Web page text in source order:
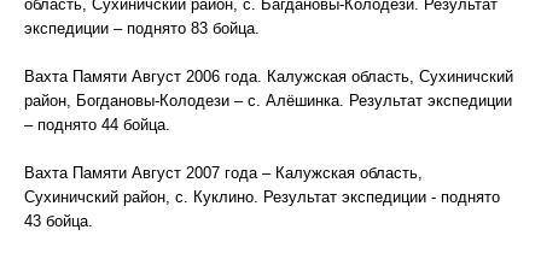
область, Сухиничский район, с. Багдановы-Колодези. Результат
экспедиции – поднято 83 бойца.
Вахта Памяти Август 2006 года. Калужская область, Сухиничский
район, Богдановы-Колодези – с. Алёшинка. Результат экспедиции
– поднято 44 бойца.
Вахта Памяти Август 2007 года – Калужская область,
Сухиничский район, с. Куклино. Результат экспедиции - поднято
43 бойца.